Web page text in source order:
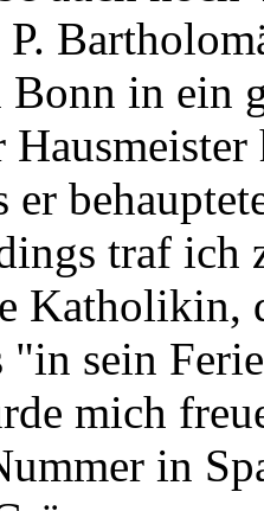
P.
in ein
er
traf ich
Katholikin,
sein
mich
in